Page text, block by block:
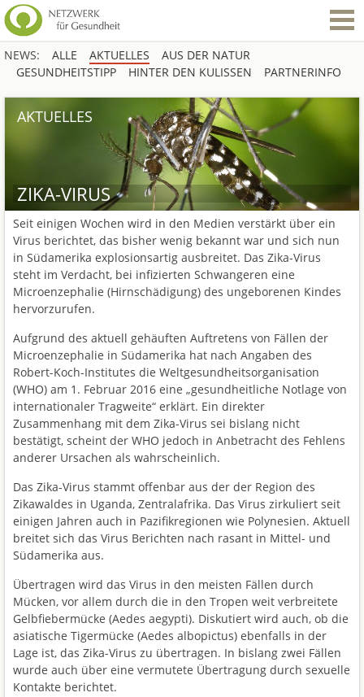
NEWS: ALLE AKTUELLES
AUS DER NATUR
GESUNDHEITSTIPP
HINTER DEN KULISSEN PARTNERINFO
ZIKA-VIRUS
AKTUELLES
Seit einigen Wochen wird in den Medien verstärkt über ein
Virus berichtet, das bisher wenig bekannt war und sich nun
in Südamerika explosionsartig ausbreitet. Das Zika-Virus
steht im Verdacht, bei infizierten Schwangeren eine
Microenzephalie (Hirnschädigung) des ungeborenen Kindes
hervorzurufen.
Aufgrund des aktuell gehäuften Auftretens von Fällen der
Microenzephalie in Südamerika hat nach Angaben des
Robert-Koch-Institutes die Weltgesundheitsorganisation
(WHO) am 1. Februar 2016 eine „gesundheitliche Notlage von
internationaler Tragweite“ erklärt. Ein direkter
Zusammenhang mit dem Zika-Virus sei bislang nicht
bestätigt, scheint der WHO jedoch in Anbetracht des Fehlens
anderer Ursachen als wahrscheinlich.
Das Zika-Virus stammt offenbar aus der der Region des
Zikawaldes in Uganda, Zentralafrika. Das Virus zirkuliert seit
einigen Jahren auch in Pazifikregionen wie Polynesien. Aktuell
breitet sich das Virus Berichten nach rasant in Mittel- und
Südamerika aus.
Übertragen wird das Virus in den meisten Fällen durch
Mücken, vor allem durch die in den Tropen weit verbreitete
Gelbfiebermücke (Aedes aegypti). Diskutiert wird auch, ob die
asiatische Tigermücke (Aedes albopictus) ebenfalls in der
Lage ist, das Zika-Virus zu übertragen. In bislang zwei Fällen
wurde auch über eine vermutete Übertragung durch sexuelle
Kontakte berichtet.